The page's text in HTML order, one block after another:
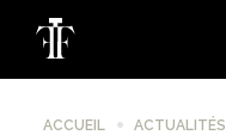
ACCUEIL ACTUALITÉS